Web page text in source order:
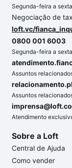
Segunda-feira a
Negociação de
loft.vc/
0800 001 6003
Segunda-feira a
Assuntos
Assuntos
Atendimento
Sobre a Loft
Central de Ajuda
Como vender